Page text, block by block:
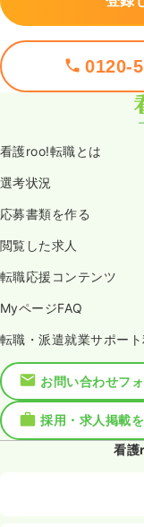
0120-
看護roo!転職とは
選考状況
応募書類を作る
閲覧した求人
転職応援コンテンツ
MyページFAQ
転職・派遣就業サポー
お問い合わせフ
採用・求人掲載
看護